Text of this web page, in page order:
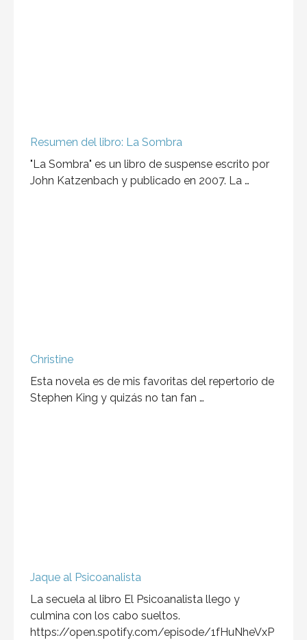
Resumen del libro: La Sombra
"La Sombra" es un libro de suspense escrito por
John Katzenbach y publicado en 2007. La …
Christine
Esta novela es de mis favoritas del repertorio de
Stephen King y quizás no tan fan …
Jaque al Psicoanalista
La secuela al libro El Psicoanalista llego y
culmina con los cabo sueltos.
https://open.spotify.com/episode/1fHuNheVxP